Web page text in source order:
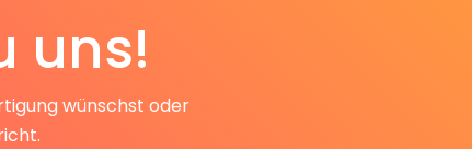
uns!
wünschst oder